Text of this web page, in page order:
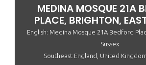
MEDINA MOSQUE 21A
PLACE, BRIGHTON,
English: Medina Mosque 21A Bedford
Sussex
Southeast England, United Kingdom